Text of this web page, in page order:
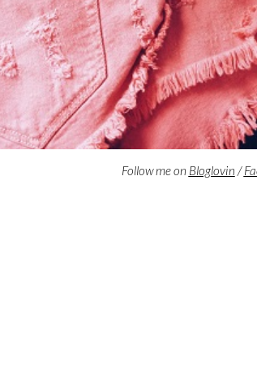
Follow me on Bloglovin /